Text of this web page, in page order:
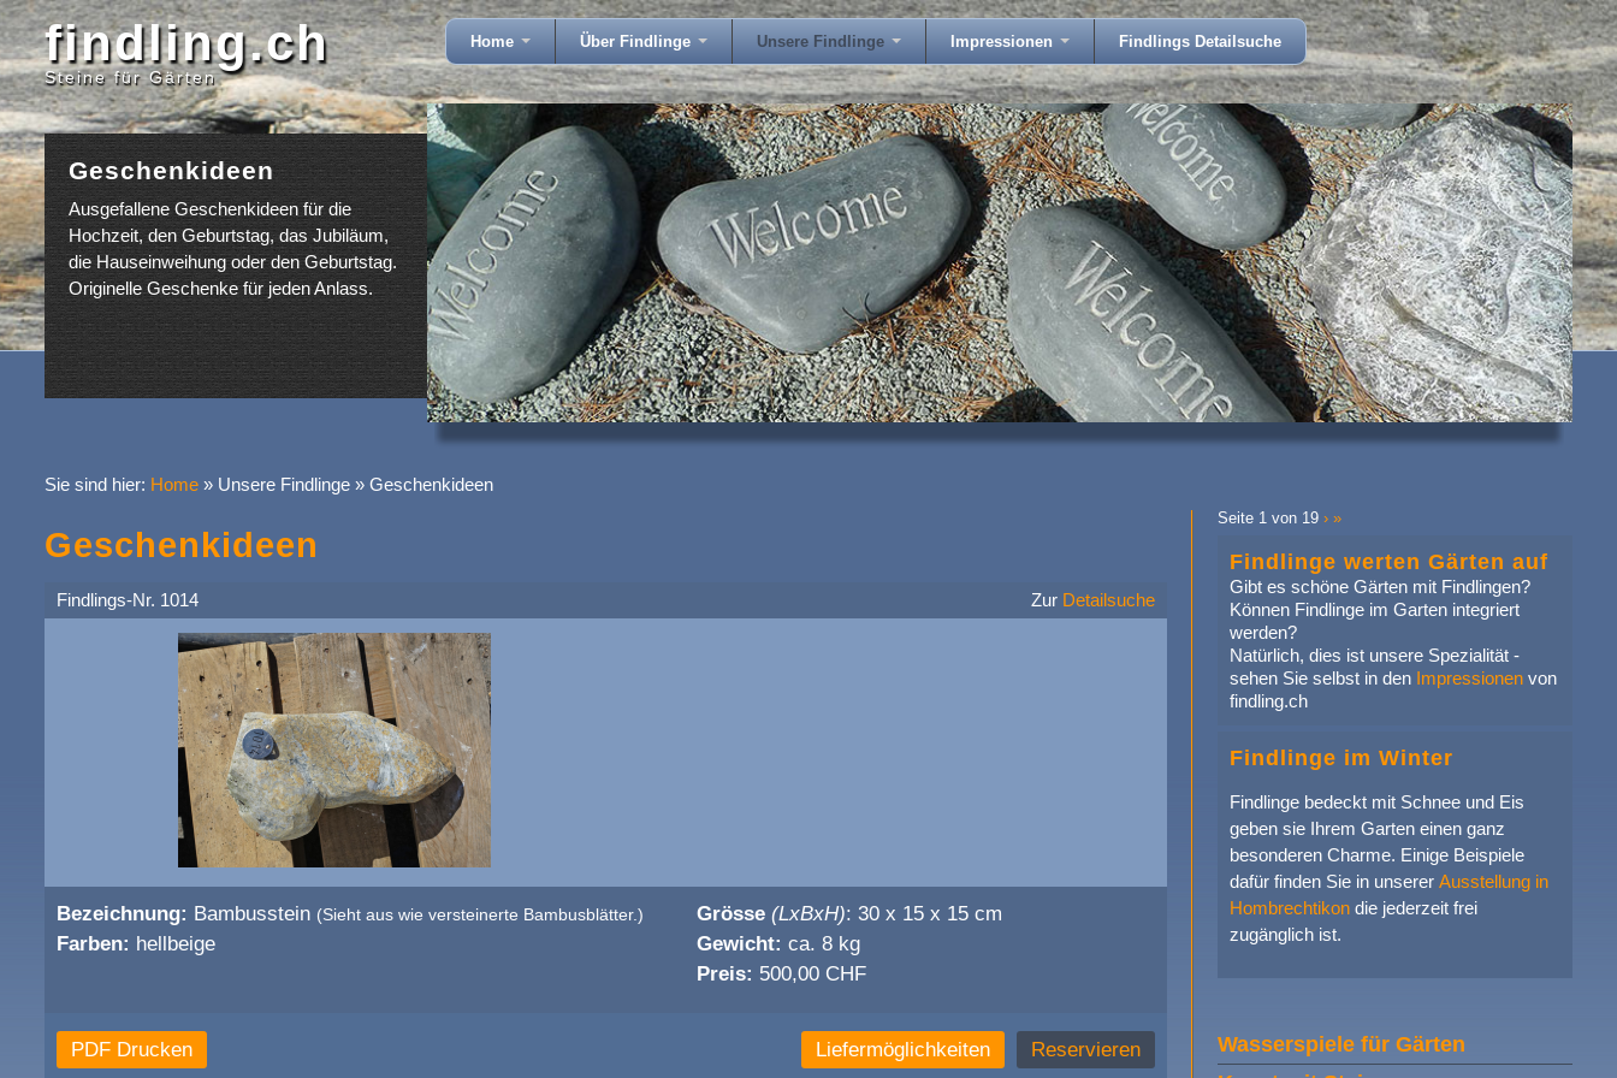
findling.ch
Steine für Gärten
Home Über Findlinge Unsere Findlinge Impressionen Findlings Detailsuche
Geschenkideen
Ausgefallene Geschenkideen für die
Hochzeit, den Geburtstag, das Jubiläum,
die Hauseinweihung oder den Geburtstag.
Originelle Geschenke für jeden Anlass.
Sie sind hier: Home » Unsere Findlinge » Geschenkideen
Geschenkideen
Findlings-Nr. 1014 Zur Detailsuche
Bezeichnung: Bambusstein (Sieht aus wie versteinerte Bambusblätter.)
Farben: hellbeige
Grösse (LxBxH): 30 x 15 x 15 cm
Gewicht: ca. 8 kg
Preis: 500,00 CHF
PDF Drucken Liefermöglichkeiten Reservieren
Seite 1 von 19› »
Findlinge werten Gärten auf
Gibt es schöne Gärten mit Findlingen?
Können Findlinge im Garten integriert
werden?
Natürlich, dies ist unsere Spezialität -
sehen Sie selbst in den Impressionen von
findling.ch
Findlinge im Winter
Findlinge bedeckt mit Schnee und Eis
geben sie Ihrem Garten einen ganz
besonderen Charme. Einige Beispiele
dafür finden Sie in unsererAusstellung in
Hombrechtikon die jederzeit frei
zugänglich ist.
Wasserspiele für Gärten